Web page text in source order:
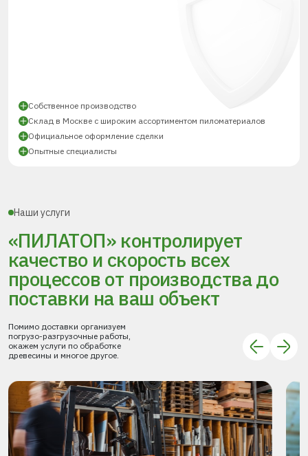
Собственное производство
Склад в Москве с широким ассортиментом пиломатериалов
Официальное оформление сделки
Опытные специалисты
Наши услуги
«ПИЛАТОП» контролирует
качество и скорость всех
процессовот производства до
поставки на ваш объект
Помимо доставки организуем
погрузо-разгрузочные работы,
окажем услуги по обработке
древесины и многое другое.